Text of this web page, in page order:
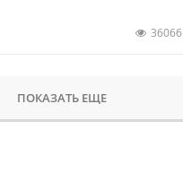
36066
ПОКАЗАТЬ ЕЩЕ